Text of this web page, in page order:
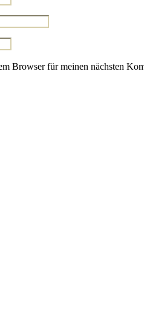
Browser für meinen nächsten